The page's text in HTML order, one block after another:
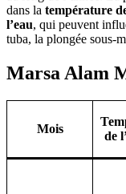
dans la température
l’eau, qui peuvent
tuba, la plongée sous-
Marsa Alam
Mois
de